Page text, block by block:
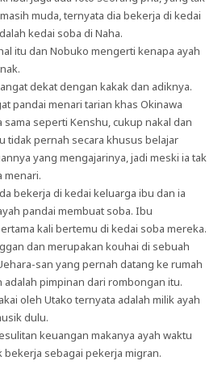
muda, ternyata dia bekerja di kedai
kedai soba di Naha.
itu dan Nobuko mengerti kenapa ayah
dekat dengan kakak dan adiknya.
pandai menari tarian khas Okinawa
seperti Kenshu, cukup nakal dan
tidak pernah secara khusus belajar
yang mengajarinya, jadi meski ia tak
menari.
bekerja di kedai keluarga ibu dan ia
pandai membuat soba. Ibu
kali bertemu di kedai soba mereka.
dan merupakan kouhai di sebuah
san yang pernah datang ke rumah
adalah pimpinan dari rombongan itu.
oleh Utako ternyata adalah milik ayah
dulu.
keuangan makanya ayah waktu
sebagai pekerja migran.